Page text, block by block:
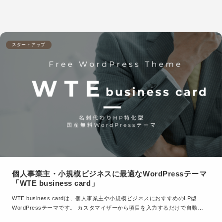
スタートアップ
個人事業主・小規模ビジネスに最適なWordPressテーマ
「WTE business card」
WTE business cardは、個人事業主や小規模ビジネスにおすすめのLP型
WordPressテーマです。 カスタマイザーから項目を入力するだけで自動…